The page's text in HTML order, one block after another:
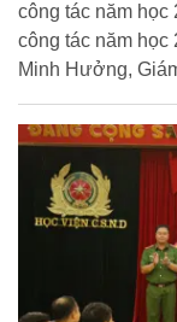
công tác năm học
công tác năm học
Minh Hưởng,